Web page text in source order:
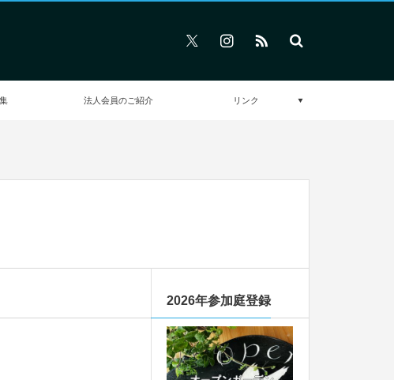
法人会員のご紹介 リンク
2026年参加庭登録